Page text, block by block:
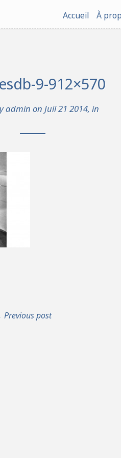
Accueil À
9-912×570
admin on Juil 21 2014, in
post